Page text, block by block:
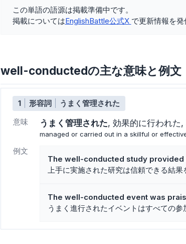
この単語の語源は掲載準備中です。
掲載についてはEnglishBattle公式X で更新情報を発
well-conductedの主な意味と例文
1 形容詞
うまく管理された
意味
うまく管理された 効果的に行われた
managed or carried out in a skillful or
例文
The well-conducted study provided
上手に実施された研究は信頼できる結果
The well-conducted event was
うまく進行されたイベントはすべての参